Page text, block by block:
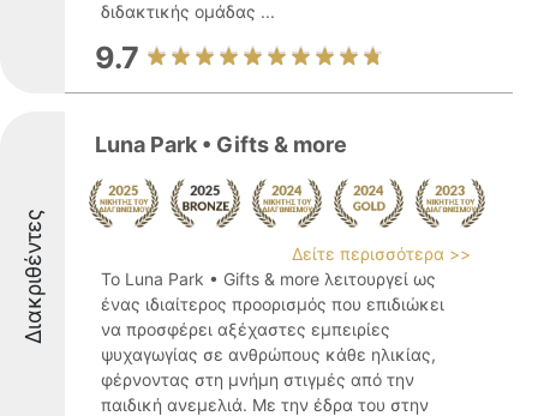
διδακτικής ομάδας ...
9.7
Διακριθέντες
Luna Park • Gifts & more
Δείτε περισσότερα >>
Το Luna Park • Gifts & more λειτουργεί ως
ένας ιδιαίτερος προορισμός που επιδιώκει
να προσφέρει αξέχαστες εμπειρίες
ψυχαγωγίας σε ανθρώπους κάθε ηλικίας,
φέρνοντας στη μνήμη στιγμές από την
παιδική ανεμελιά. Με την έδρα του στην